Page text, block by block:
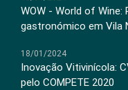
WOW - World of
gastronómico em Vila
18/01/2024
Inovação Vitivinícola:
pelo COMPETE 2020